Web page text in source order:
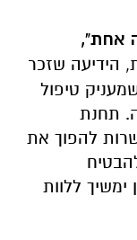
אחת",
הידיעה שזכר
טיפול
תחנת
להפוך את
ימשיך ללוות